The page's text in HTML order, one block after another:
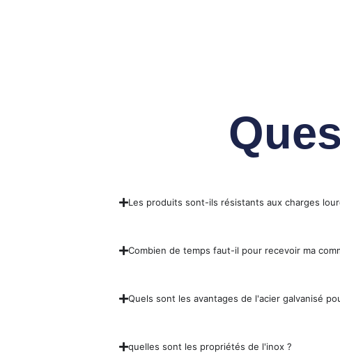
Les produits sont-ils résistants aux charges
Combien de temps faut-il pour recevoir ma
Quels sont les avantages de l'acier galvanisé
quelles sont les propriétés de l'inox ?